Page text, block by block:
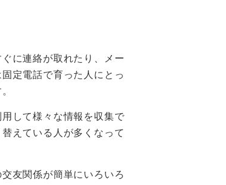
に連絡が取れたり、メー
定電話で育った人にとっ
して様々な情報を収集で
えている人が多くなって
友関係が簡単にいろいろ